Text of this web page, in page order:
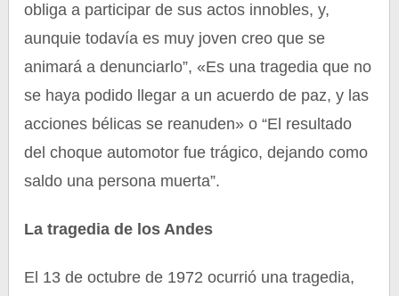
obliga a participar de sus actos innobles, y,
aunquie todavía es muy joven creo que se
animará a denunciarlo”, «Es una tragedia que no
se haya podido llegar a un acuerdo de paz, y las
acciones bélicas se reanuden» o “El resultado
del choque automotor fue trágico, dejando como
saldo una persona muerta”.
La tragedia de los Andes
El 13 de octubre de 1972 ocurrió una tragedia,